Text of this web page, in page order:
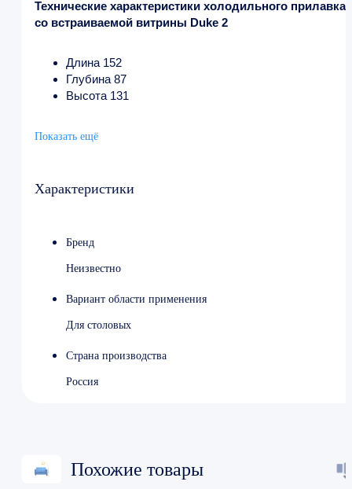
Технические характеристики холодильного прилавка
со встраиваемой витрины Duke 2
Длина 152
Глубина 87
Высота 131
Показать ещё
Характеристики
Бренд
Неизвестно
Вариант области применения
Для столовых
Страна производства
Россия
Похожие товары